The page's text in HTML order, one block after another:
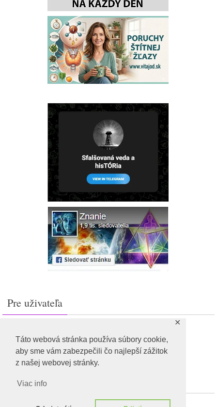
Táto webová stránka používa súbory cookie,
aby sme vám zabezpečili čo najlepší zážitok
z našej webovej stránky.
Viac info
✕
Pre uživateľa
Feed záznamov
RSS feed komentárov
WordPress.org